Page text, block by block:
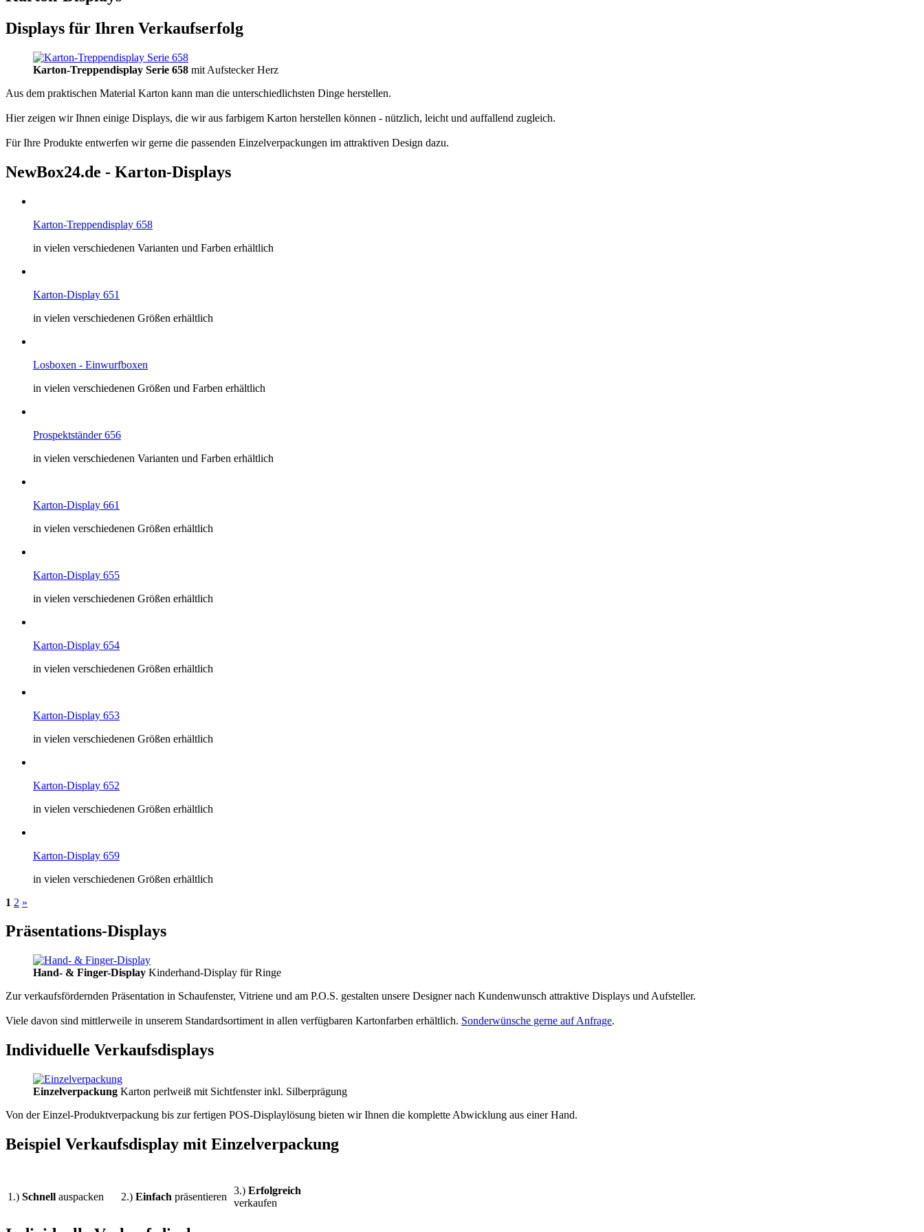
Displays für Ihren Verkaufserfolg
Karton-Treppendisplay Serie 658 mit Aufstecker Herz
Aus dem praktischen Material Karton kann man die unterschiedlichsten Dinge herstellen.
Hier zeigen wir Ihnen einige Displays, die wir aus farbigem Karton herstellen können - nützlich, leicht und auffallend zugleich.
Für Ihre Produkte entwerfen wir gerne die passenden Einzelverpackungen im attraktiven Design dazu.
NewBox24.de - Karton-Displays
Karton-Treppendisplay 658
in vielen verschiedenen Varianten und Farben erhältlich
Karton-Display 651
in vielen verschiedenen Größen erhältlich
Losboxen - Einwurfboxen
in vielen verschiedenen Größen und Farben erhältlich
Prospektständer 656
in vielen verschiedenen Varianten und Farben erhältlich
Karton-Display 661
in vielen verschiedenen Größen erhältlich
Karton-Display 655
in vielen verschiedenen Größen erhältlich
Karton-Display 654
in vielen verschiedenen Größen erhältlich
Karton-Display 653
in vielen verschiedenen Größen erhältlich
Karton-Display 652
in vielen verschiedenen Größen erhältlich
Karton-Display 659
in vielen verschiedenen Größen erhältlich
1 2 »
Präsentations-Displays
Hand- & Finger-Display Kinderhand-Display für Ringe
Zur verkaufsfördernden Präsentation in Schaufenster, Vitriene und am P.O.S. gestalten unsere Designer nach Kundenwunsch attraktive Displays und Aufsteller.
Viele davon sind mittlerweile in unserem Standardsortiment in allen verfügbaren Kartonfarben erhältlich. Sonderwünsche gerne auf Anfrage.
Individuelle Verkaufsdisplays
Einzelverpackung Karton perlweiß mit Sichtfenster inkl. Silberprägung
Von der Einzel-Produktverpackung bis zur fertigen POS-Displaylösung bieten wir Ihnen die komplette Abwicklung aus einer Hand.
Beispiel Verkaufsdisplay mit Einzelverpackung
1.) Schnell auspacken 2.) Einfach präsentieren
3.) Erfolgreich
verkaufen